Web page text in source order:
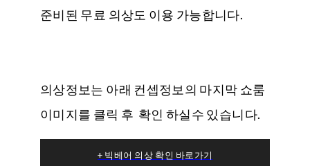
준비된 무료 의상도 이용 가능합니다.
의상정보는 아래 컨셉정보의 마지막 쇼룸
이미지를 클릭 후 확인 하실수 있습니다.
+ 빅베어 의상 확인 바로가기